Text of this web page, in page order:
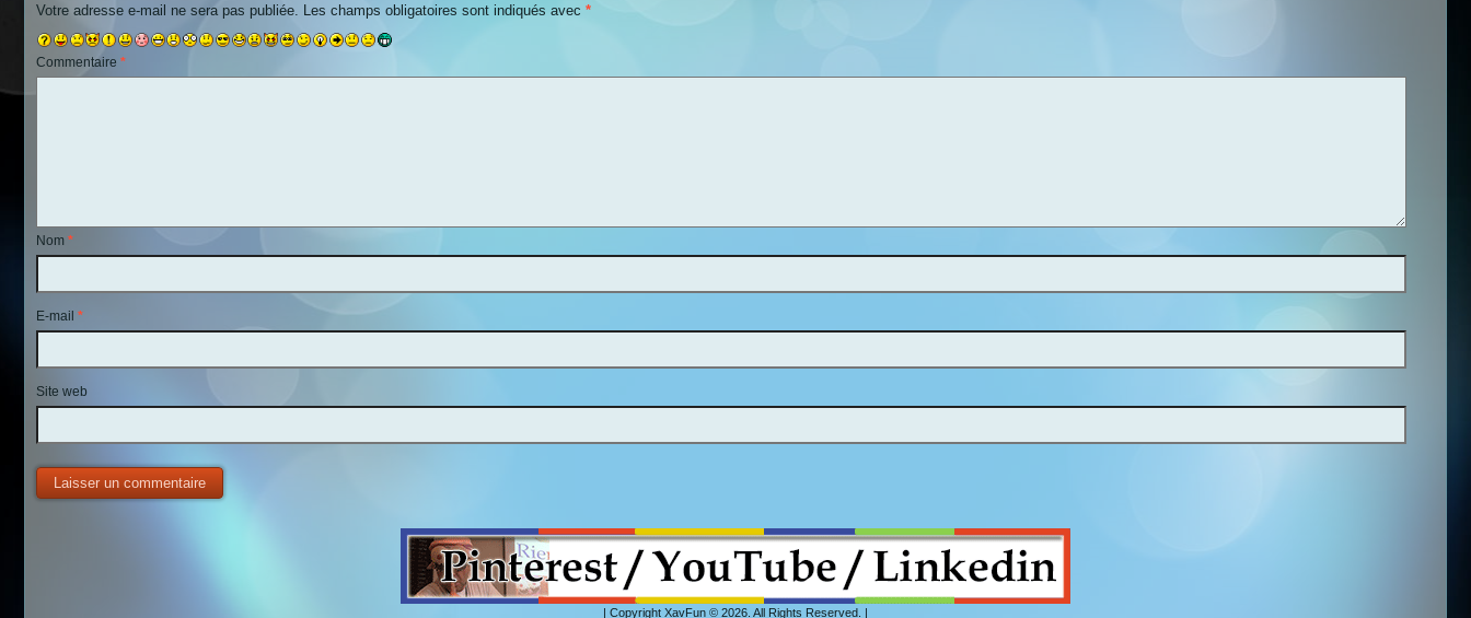
Votre adresse e-mail ne sera pas publiée. Les champs obligatoires sont indiqués avec *
Commentaire *
Nom *
E-mail *
Site web
| Copyright XavFun © 2026. All Rights Reserved. |